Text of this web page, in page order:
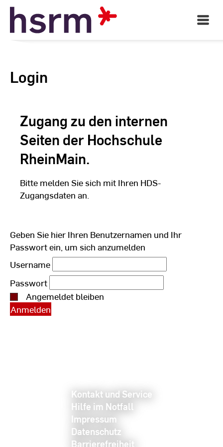
Skip
Content
Open
Main
Login
Zugang zu den internen
Seiten der Hochschule
RheinMain.
Bitte melden Sie sich mit Ihren HDS-
Zugangsdaten an.
Geben Sie hier Ihren Benutzernamen und Ihr
Passwort ein, um sich anzumelden
Username
Passwort
Angemeldet bleiben
Kontakt und Service
Hilfe im Notfall
Impressum
Datenschutz
Barrierefreiheit